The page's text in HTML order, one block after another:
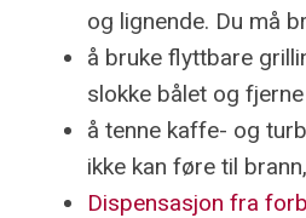
og lignende. Du må
å bruke flyttbare
slokke bålet og
å tenne kaffe- og
ikke kan føre til
Dispensasjon fra